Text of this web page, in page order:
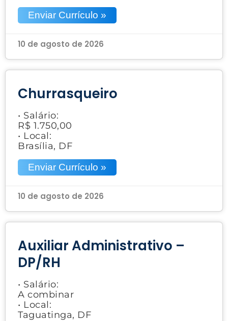
Enviar Currículo »
10 de agosto de 2026
Churrasqueiro
• Salário:
R$ 1.750,00
• Local:
Brasília, DF
Enviar Currículo »
10 de agosto de 2026
Auxiliar Administrativo –
DP/RH
• Salário:
A combinar
• Local:
Taguatinga, DF